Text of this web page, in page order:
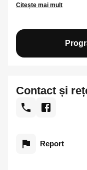
Citește mai mult
Contact și
Report